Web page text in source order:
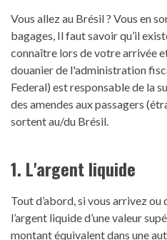
Vous allez au Brésil ? Vous en
bagages, Il faut savoir qu’il
connaître lors de votre arrivée
douanier de l'administration
Federal) est responsable de la
des amendes aux passagers
sortent au/du Brésil.
1. L'argent liquide
Tout d’abord, si vous arrivez
l’argent liquide d’une valeur
montant équivalent dans une